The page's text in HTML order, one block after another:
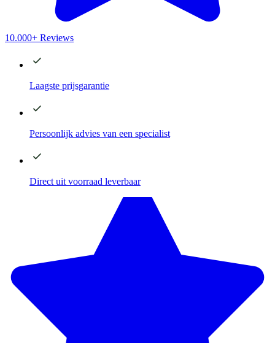
10.000+ Reviews
Laagste prijsgarantie
Persoonlijk advies van een specialist
Direct uit voorraad leverbaar